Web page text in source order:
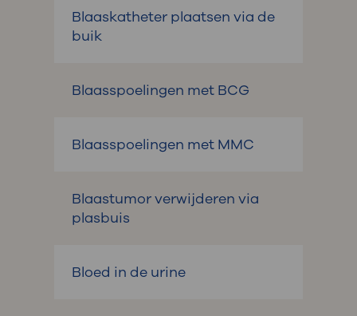
Blaaskatheter plaatsen via de
buik
Blaasspoelingen met BCG
Blaasspoelingen met MMC
Blaastumor verwijderen via
plasbuis
Bloed in de urine